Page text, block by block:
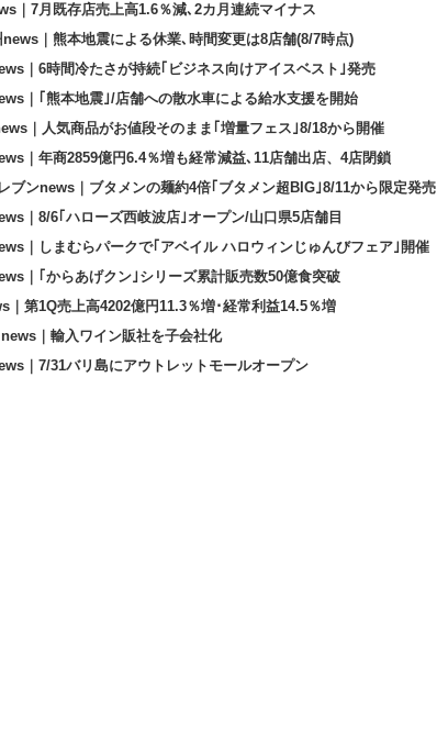
｜7月既存店売上高1.6％減､2カ月連続マイナス
news｜熊本地震による休業､時間変更は8店舗(8/7時点)
｜6時間冷たさが持続｢ビジネス向けアイスベスト｣発売
｜｢熊本地震｣/店舗への散水車による給水支援を開始
｜人気商品がお値段そのまま｢増量フェス｣8/18から開催
｜年商2859億円6.4％増も経常減益､11店舗出店、4店閉鎖
ブンnews｜ブタメンの麺約4倍｢ブタメン超BIG｣8/11から限定発売
｜8/6｢ハローズ西岐波店｣オープン/山口県5店舗目
｜しまむらパークで｢アベイル ハロウィンじゅんびフェア｣開催
｜｢からあげクン｣シリーズ累計販売数50億食突破
｜第1Q売上高4202億円11.3％増･経常利益14.5％増
｜輸入ワイン販社を子会社化
｜7/31バリ島にアウトレットモールオープン